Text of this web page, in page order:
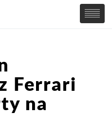
Ferrari
na